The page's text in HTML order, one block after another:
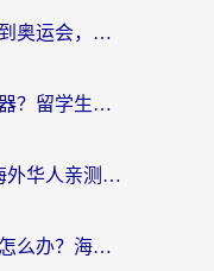
海外怎么看英超？从欧洲杯到奥运会，一份让你不卡壳的中文解说观看指南
国外看国内视频用什么加速器？留学生和海外华人的实用指南
国外登录不上交管12123？海外华人亲测有效的回国加速器选择指南
在国外不能访问国内的网站怎么办？海外党必看的无缝回国上网指南